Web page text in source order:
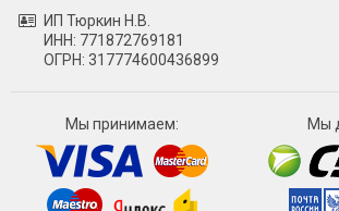
ИП Тюркин Н.В.
ИНН: 771872769181
ОГРН: 317774600436899
Мы принимаем: Мы